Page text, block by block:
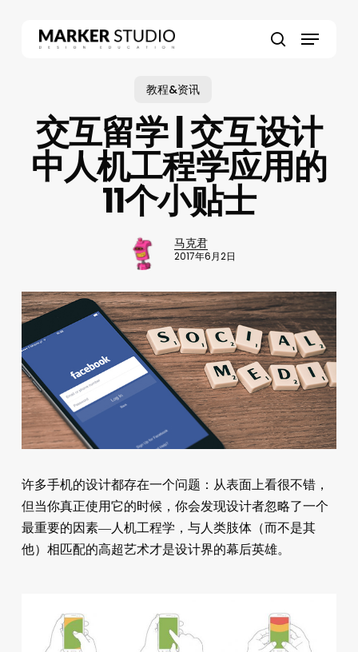
Menu
教程&资讯
交互留学 | 交互设计
中人机工程学应用的
11个小贴士
马克君
2017年6月2日
许多手机的设计都存在一个问题：从表面上看很不错，
但当你真正使用它的时候，你会发现设计者忽略了一个
最重要的因素—人机工程学，与人类肢体（而不是其
他）相匹配的高超艺术才是设计界的幕后英雄。